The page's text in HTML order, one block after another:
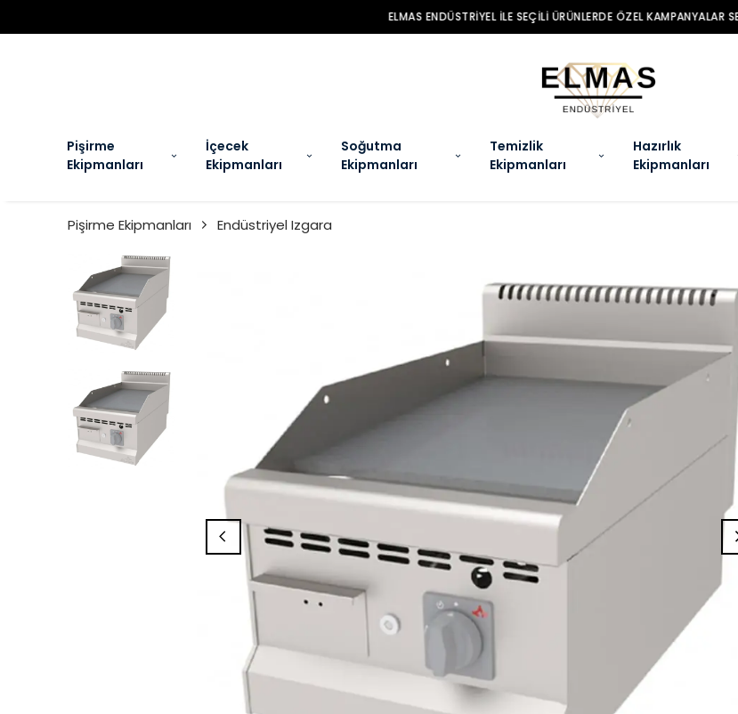
ELMAS ENDÜSTRIYEL ILE SEÇILI ÜRÜNLERDE ÖZEL KAMPANYALAR
Pişirme
Ekipmanları
İçecek
Ekipmanları
Soğutma
Ekipmanları
Temizlik
Ekipmanları
Hazırlık
Ekipmanları
Pişirme Ekipmanları Endüstriyel Izgara